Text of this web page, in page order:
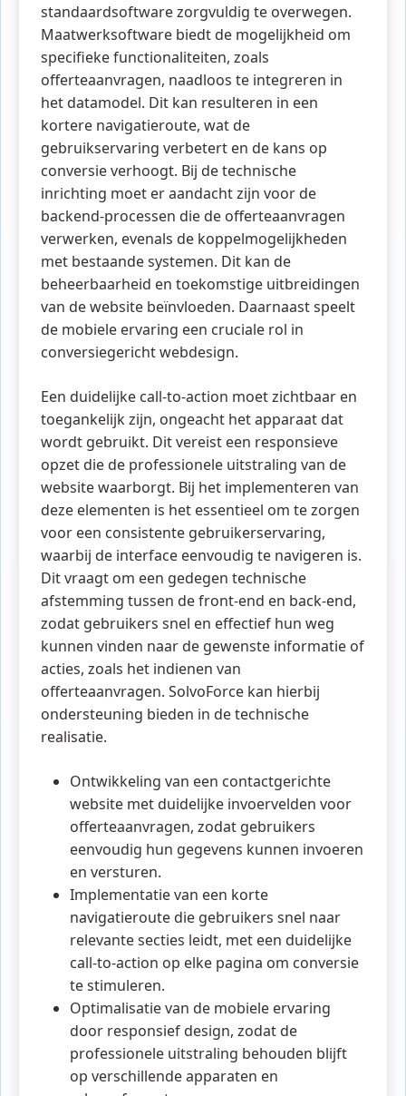
standaardsoftware zorgvuldig te overwegen.
Maatwerksoftware biedt de mogelijkheid om
specifieke functionaliteiten, zoals
offerteaanvragen, naadloos te integreren in
het datamodel. Dit kan resulteren in een
kortere navigatieroute, wat de
gebruikservaring verbetert en de kans op
conversie verhoogt. Bij de technische
inrichting moet er aandacht zijn voor de
backend-processen die de offerteaanvragen
verwerken, evenals de koppelmogelijkheden
met bestaande systemen. Dit kan de
beheerbaarheid en toekomstige uitbreidingen
van de website beïnvloeden. Daarnaast speelt
de mobiele ervaring een cruciale rol in
conversiegericht webdesign.
Een duidelijke call-to-action moet zichtbaar en
toegankelijk zijn, ongeacht het apparaat dat
wordt gebruikt. Dit vereist een responsieve
opzet die de professionele uitstraling van de
website waarborgt. Bij het implementeren van
deze elementen is het essentieel om te zorgen
voor een consistente gebruikerservaring,
waarbij de interface eenvoudig te navigeren is.
Dit vraagt om een gedegen technische
afstemming tussen de front-end en back-end,
zodat gebruikers snel en effectief hun weg
kunnen vinden naar de gewenste informatie of
acties, zoals het indienen van
offerteaanvragen. SolvoForce kan hierbij
ondersteuning bieden in de technische
realisatie.
Ontwikkeling van een contactgerichte
website met duidelijke invoervelden voor
offerteaanvragen, zodat gebruikers
eenvoudig hun gegevens kunnen invoeren
en versturen.
Implementatie van een korte
navigatieroute die gebruikers snel naar
relevante secties leidt, met een duidelijke
call-to-action op elke pagina om conversie
te stimuleren.
Optimalisatie van de mobiele ervaring
door responsief design, zodat de
professionele uitstraling behouden blijft
op verschillende apparaten en